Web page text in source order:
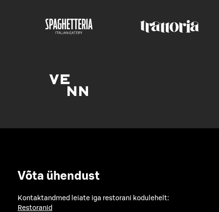
Võta ühendust
Kontaktandmed leiate iga restorani kodulehelt:
Restoranid